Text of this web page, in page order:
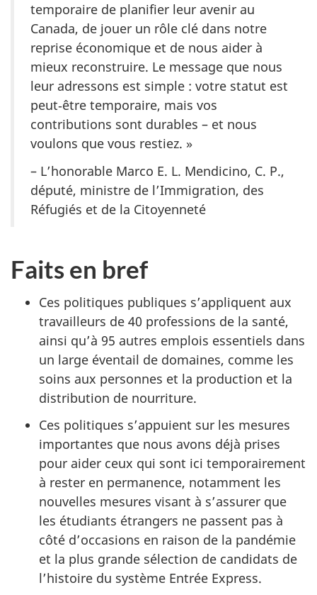
temporaire de planifier leur avenir au
Canada, de jouer un rôle clé dans notre
reprise économique et de nous aider à
mieux reconstruire. Le message que nous
leur adressons est simple : votre statut est
peut‑être temporaire, mais vos
contributions sont durables – et nous
voulons que vous restiez. »
– L’honorable Marco E. L. Mendicino, C. P.,
député, ministre de l’Immigration, des
Réfugiés et de la Citoyenneté
Faits en bref
Ces politiques publiques s’appliquent aux
travailleurs de 40 professions de la santé,
ainsi qu’à 95 autres emplois essentiels dans
un large éventail de domaines, comme les
soins aux personnes et la production et la
distribution de nourriture.
Ces politiques s’appuient sur les mesures
importantes que nous avons déjà prises
pour aider ceux qui sont ici temporairement
à rester en permanence, notamment les
nouvelles mesures visant à s’assurer que
les étudiants étrangers ne passent pas à
côté d’occasions en raison de la pandémie
et la plus grande sélection de candidats de
l’histoire du système Entrée Express.